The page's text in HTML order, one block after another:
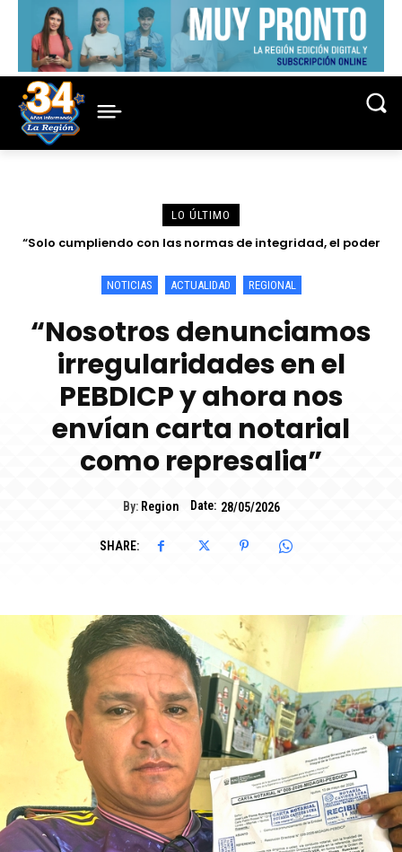
LO ÚLTIMO
“Solo cumpliendo con las normas de integridad, el poder
esfuerzos de anticorrupción en...
Discurso por el Día del Juez y la Jueza del Dr. Reynaldo
NOTICIAS ACTUALIDAD REGIONAL
“Nosotros denunciamos
irregularidades en el
PEBDICP y ahora nos
envían carta notarial
como represalia”
By: Region Date: 28/05/2026
SHARE: